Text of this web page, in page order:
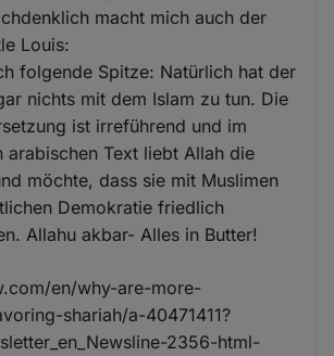
macht mich auch der
Louis:
folgende Spitze: Natürlich hat der
nichts mit dem Islam zu tun. Die
ist irreführend und im
arabischen Text liebt Allah die
möchte, dass sie mit Muslimen
Demokratie friedlich
Allahu akbar- Alles in Butter!
en/why-are-more-
shariah/a-40471411?
2356-html-